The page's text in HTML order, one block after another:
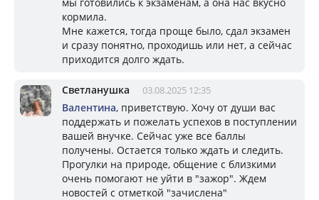
кормила.
Мне кажется, тогда проще было, сдал экзамен
и сразу понятно, проходишь или нет, а сейчас
приходится долго ждать.
Светланушка 03.08.2025 12:35
Валентина, приветствую. Хочу от души вас
поддержать и пожелать успехов в поступлении
вашей внучке. Сейчас уже все баллы
получены. Остается только ждать и следить.
Прогулки на природе, общение с близкими
очень помогают не уйти в "зажор". Ждем
новостей с отметкой "зачислена"